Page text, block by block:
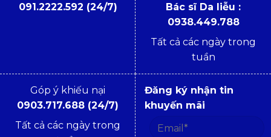
091.2222.592 (24/7)
Bác sĩ Da liễu :
0938.449.788
Tất cả các ngày trong
tuần
Góp ý khiếu nại
0903.717.688 (24/7)
Tất cả các ngày trong
Đăng ký nhận tin
khuyến mãi